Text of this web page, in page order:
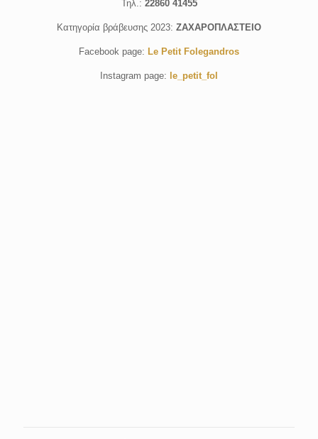
Τηλ.: 22860 41455
Κατηγορία βράβευσης 2023: ΖΑΧΑΡΟΠΛΑΣΤΕΙΟ
Facebook page: Le Petit Folegandros
Instagram page: le_petit_fol